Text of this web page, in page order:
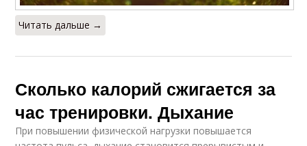
Читать дальше →
Сколько калорий сжигается за
час тренировки. Дыхание
При повышении физической нагрузки повышается